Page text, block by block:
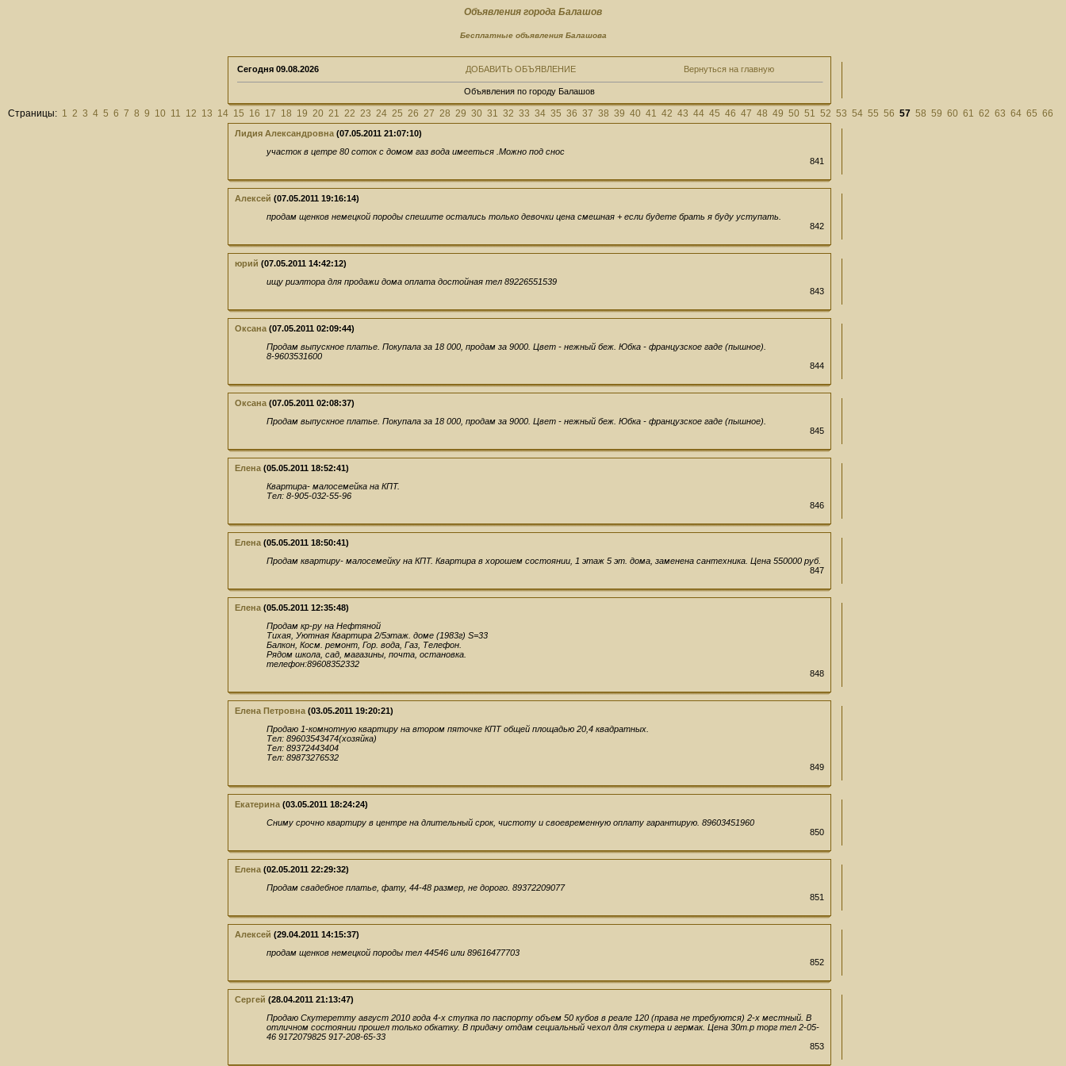
Объявления города Балашов
Бесплатные объявления Балашова
Сегодня 09.08.2026 ДОБАВИТЬ ОБЪЯВЛЕНИЕ Вернуться на главную
Объявления по городу Балашов
Страницы: 1 2 3 4 5 6 7 8 9 10 11 12 13 14 15 16 17 18 19 20 21 22 23 24 25 26 27 28 29 30 31 32 33 34 35 36 37 38 39 40 41 42 43 44 45 46 47 48 49 50 51 52 53 54 55 56 57 58 59 60 61 62 63 64 65 66
Лидия Александровна (07.05.2011 21:07:10)
участок в цетре 80 соток с домом газ вода имееться .Можно под снос
841
Алексей (07.05.2011 19:16:14)
продам щенков немецкой породы спешите остались только девочки цена смешная + если будете брать я буду уступать.
842
юрий (07.05.2011 14:42:12)
ищу риэлтора для продажи дома оплата достойная тел 89226551539
843
Оксана (07.05.2011 02:09:44)
Продам выпускное платье. Покупала за 18 000, продам за 9000. Цвет - нежный беж. Юбка - французское гаде (пышное).
8-9603531600
844
Оксана (07.05.2011 02:08:37)
Продам выпускное платье. Покупала за 18 000, продам за 9000. Цвет - нежный беж. Юбка - французское гаде (пышное).
845
Елена (05.05.2011 18:52:41)
Квартира- малосемейка на КПТ.
Тел: 8-905-032-55-96
846
Елена (05.05.2011 18:50:41)
Продам квартиру- малосемейку на КПТ. Квартира в хорошем состоянии, 1 этаж 5 эт. дома, заменена сантехника. Цена 550000 руб.
847
Елена (05.05.2011 12:35:48)
Продам кр-ру на Нефтяной
Тихая, Уютная Квартира 2/5этаж. доме (1983г) S=33
Балкон, Косм. ремонт, Гор. вода, Газ, Телефон.
Рядом школа, сад, магазины, почта, остановка.
телефон:89608352332
848
Елена Петровна (03.05.2011 19:20:21)
Продаю 1-комнотную квартиру на втором пяточке КПТ общей площадью 20,4 квадратных.
Тел: 89603543474(хозяйка)
Тел: 89372443404
Тел: 89873276532
849
Екатерина (03.05.2011 18:24:24)
Сниму срочно квартиру в центре на длительный срок, чистоту и своевременную оплату гарантирую. 89603451960
850
Елена (02.05.2011 22:29:32)
Продам свадебное платье, фату, 44-48 размер, не дорого. 89372209077
851
Алексей (29.04.2011 14:15:37)
продам щенков немецкой породы тел 44546 или 89616477703
852
Сергей (28.04.2011 21:13:47)
Продаю Скутеретту август 2010 года 4-х ступка по паспорту объем 50 кубов в реале 120 (права не требуются) 2-х местный. В
отличном состоянии прошел только обкатку. В придачу отдам сециальный чехол для скутера и гермак. Цена 30т.р торг тел 2-05-
46 9172079825 917-208-65-33
853